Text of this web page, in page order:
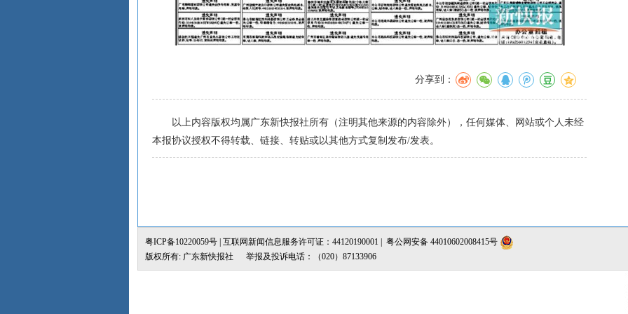
分享到：
以上内容版权均属广东新快报社所有（注明其他来源的内容除外），任何媒体、网站或个人未经
本报协议授权不得转载、链接、转贴或以其他方式复制发布/发表。
粤ICP备10220059号 | 互联网新闻信息服务许可证：44120190001 | 粤公网安备 44010602008415号
版权所有: 广东新快报社 举报及投诉电话：（020）87133906